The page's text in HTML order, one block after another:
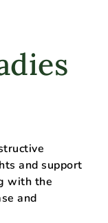
and support
with the
and